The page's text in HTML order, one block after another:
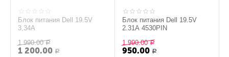
Блок питания Dell 19.5V
3,34A
1 990.00 Р
1 200.00 Р
Блок питания Dell 19.5V
2.31A 4530PIN
1 990.00 Р
950.00 Р